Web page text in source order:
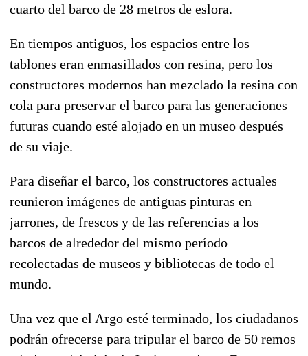
cuarto del barco de 28 metros de eslora.
En tiempos antiguos, los espacios entre los
tablones eran enmasillados con resina, pero los
constructores modernos han mezclado la resina con
cola para preservar el barco para las generaciones
futuras cuando esté alojado en un museo después
de su viaje.
Para diseñar el barco, los constructores actuales
reunieron imágenes de antiguas pinturas en
jarrones, de frescos y de las referencias a los
barcos de alrededor del mismo período
recolectadas de museos y bibliotecas de todo el
mundo.
Una vez que el Argo esté terminado, los ciudadanos
podrán ofrecerse para tripular el barco de 50 remos